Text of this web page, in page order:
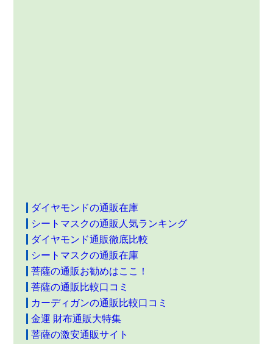
ダイヤモンドの通販在庫
シートマスクの通販人気ランキング
ダイヤモンド通販徹底比較
シートマスクの通販在庫
菩薩の通販お勧めはここ！
菩薩の通販比較口コミ
カーディガンの通販比較口コミ
金運 財布通販大特集
菩薩の激安通販サイト